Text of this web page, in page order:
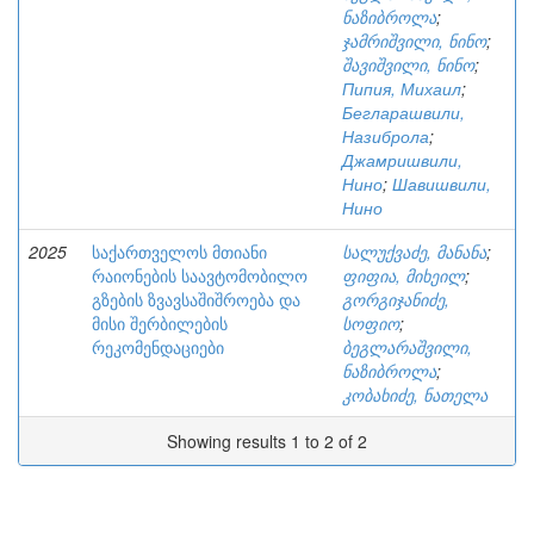
ნაზიბროლა;
ჯამრიშვილი, ნინო;
შავიშვილი, ნინო;
Пипия, Михаил;
Бегларашвили,
Назиброла;
Джамришвили,
Нино; Шавишвили,
Нино
2025
საქართველოს მთიანი
რაიონების საავტომობილო
გზების ზვავსაშიშროება და
მისი შერბილების
რეკომენდაციები
სალუქვაძე, მანანა;
ფიფია, მიხეილ;
გორგიჯანიძე,
სოფიო;
ბეგლარაშვილი,
ნაზიბროლა;
კობახიძე, ნათელა
Showing results 1 to 2 of 2